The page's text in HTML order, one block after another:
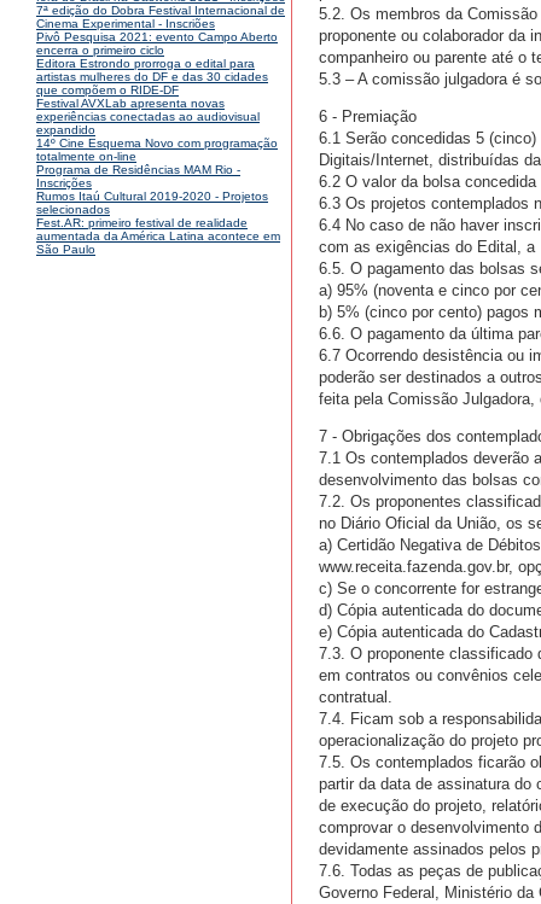
7ª edição do Dobra Festival Internacional de
Cinema Experimental - Inscriões
Pivô Pesquisa 2021: evento Campo Aberto
encerra o primeiro ciclo
Editora Estrondo prorroga o edital para
artistas mulheres do DF e das 30 cidades
que compõem o RIDE-DF
Festival AVXLab apresenta novas
experiências conectadas ao audiovisual
expandido
14º Cine Esquema Novo com programação
totalmente on-line
Programa de Residências MAM Rio -
Inscrições
Rumos Itaú Cultural 2019-2020 - Projetos
selecionados
Fest.AR: primeiro festival de realidade
aumentada da América Latina acontece em
São Paulo
5.2. Os membros da
proponente ou colaborador da
companheiro ou parente até o
5.3 – A comissão julgadora é
6 - Premiação
6.1 Serão concedidas 5
Digitais/Internet, distribuídas
6.2 O valor da bolsa
6.3 Os projetos contemplados
6.4 No caso de não haver
com as exigências do Edital, a
6.5. O pagamento das bolsas
a) 95% (noventa e cinco por
b) 5% (cinco por cento) pagos
6.6. O pagamento da última
6.7 Ocorrendo desistência ou
poderão ser destinados a
feita pela Comissão
7 - Obrigações dos
7.1 Os contemplados deverão
desenvolvimento das bolsas
7.2. Os proponentes
no Diário Oficial da União, os
a) Certidão Negativa de
www.receita.fazenda.gov.br,
c) Se o concorrente for
d) Cópia autenticada do
e) Cópia autenticada do
7.3. O proponente classificado
em contratos ou convênios
contratual.
7.4. Ficam sob a
operacionalização do projeto
7.5. Os contemplados ficarão
partir da data de assinatura do
de execução do projeto,
comprovar o desenvolvimento
devidamente assinados pelos
7.6. Todas as peças de
Governo Federal, Ministério